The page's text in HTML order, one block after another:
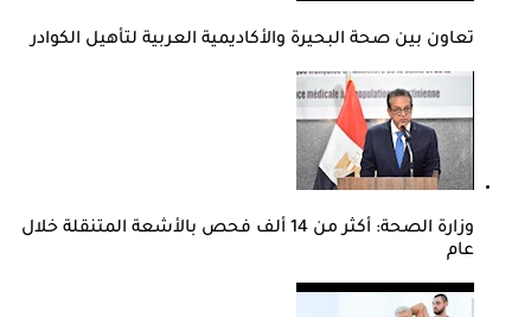
تعاون بين صحة البحيرة والأكاديمية العربية لتأهيل الكوادر
وزارة الصحة: أكثر من 14 ألف فحص بالأشعة المتنقلة خلال
عام